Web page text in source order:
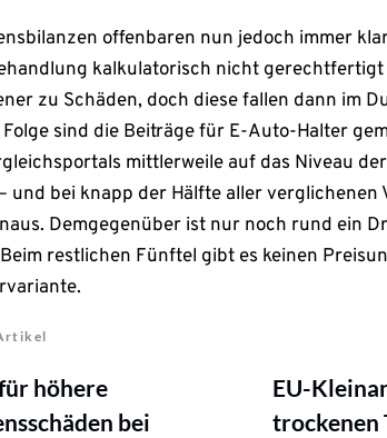
offenbaren nun jedoch immer
kalkulatorisch nicht gerechtfertigt
zu Schäden, doch diese fallen dann im
sind die Beiträge für E-Auto-Halter
mittlerweile auf das Niveau
und bei knapp der Hälfte aller verglichenen
Demgegenüber ist nur noch rund ein
restlichen Fünftel gibt es keinen
höhere
bei
EU-
trockenen